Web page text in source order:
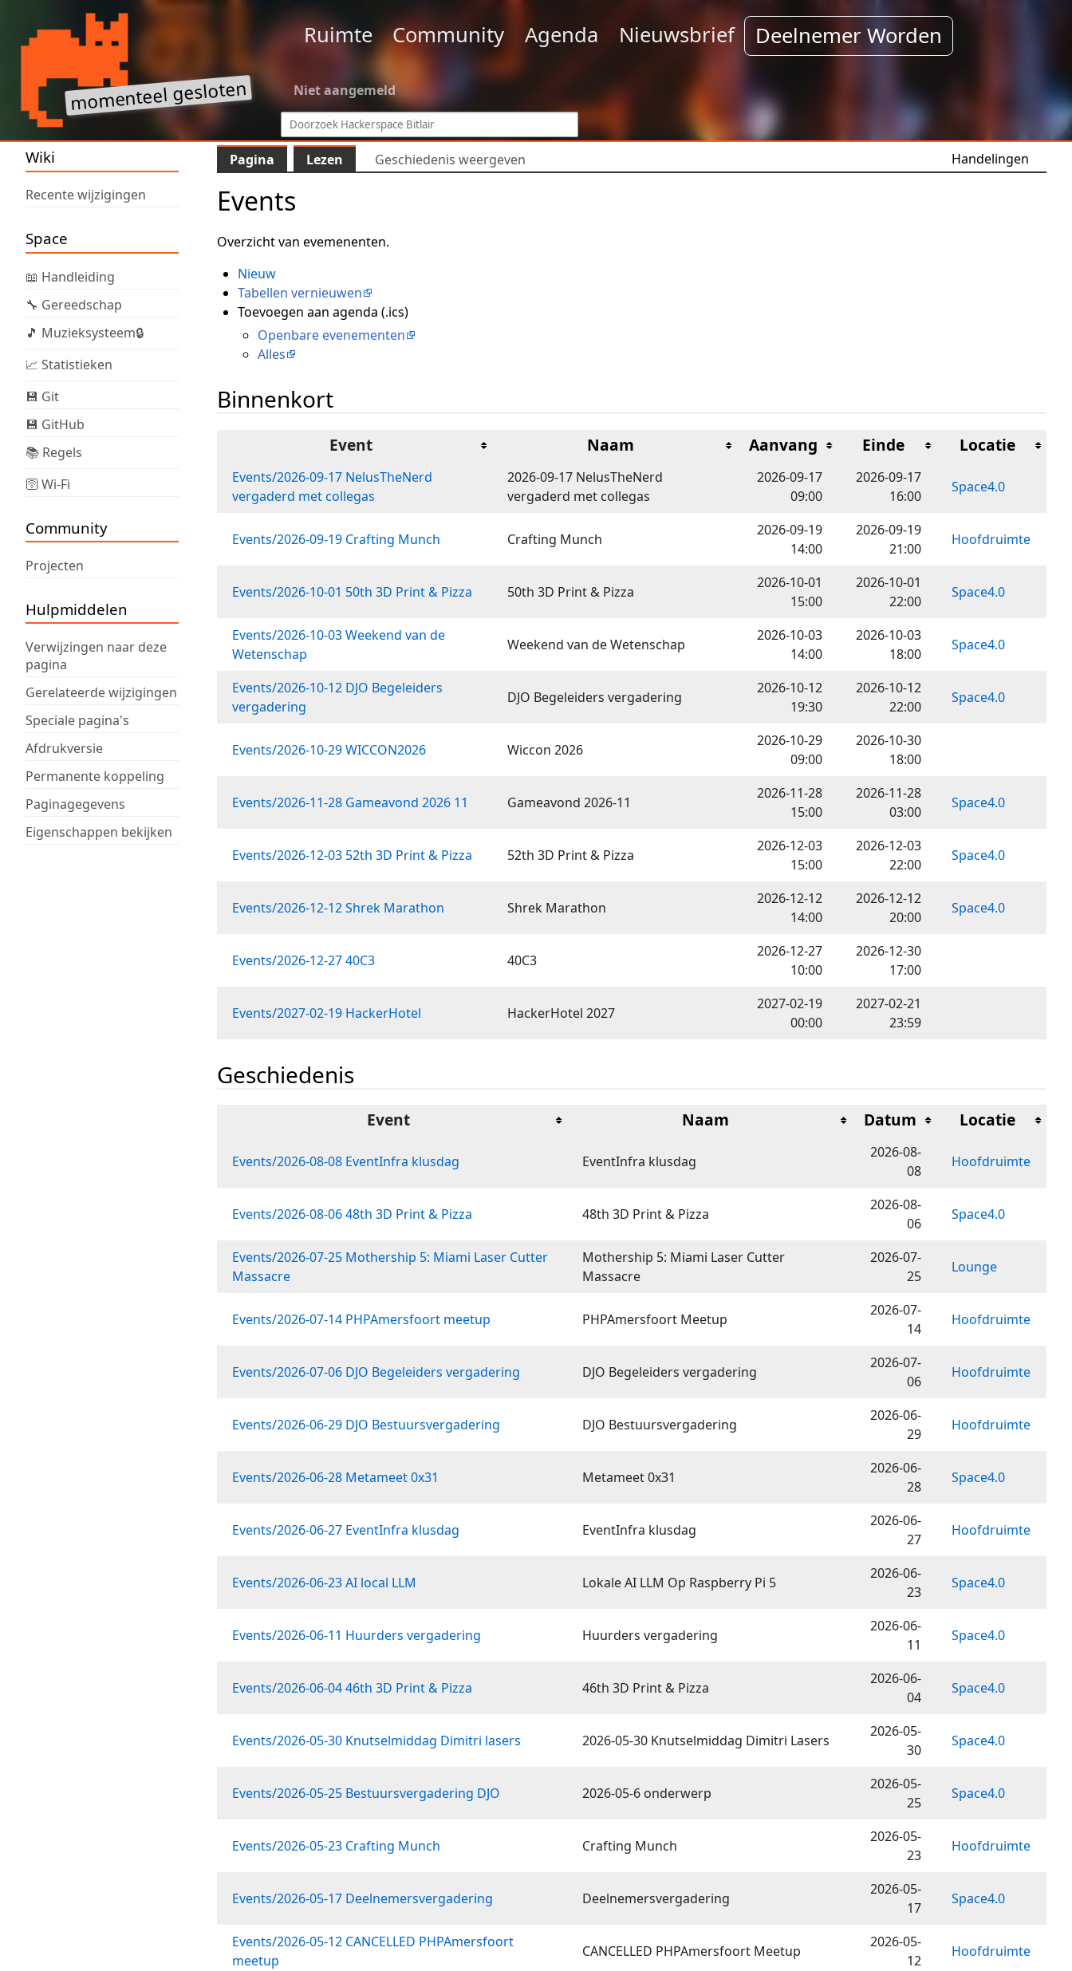
Ruimte Community Agenda Nieuwsbrief Deelnemer Worden
Niet aangemeld
Wiki
Recente wijzigingen
Space
📖 Handleiding
🔧 Gereedschap
🎵 Muzieksysteem🔒
📈 Statistieken
💾 Git
💾 GitHub
📚 Regels
🛜 Wi-Fi
Community
Projecten
Hulpmiddelen
Verwijzingen naar deze
pagina
Gerelateerde wijzigingen
Speciale pagina's
Afdrukversie
Permanente koppeling
Paginagegevens
Eigenschappen bekijken
Pagina Lezen Geschiedenis weergeven Handelingen
Events
Overzicht van evemenenten.
Nieuw
Tabellen vernieuwen
Toevoegen aan agenda (.ics)
Openbare evenementen
Alles
Binnenkort
Event Naam Aanvang Einde Locatie
Events/2026-09-17 NelusTheNerd
vergaderd met collegas
2026-09-17 NelusTheNerd
vergaderd met collegas
2026-09-17
09:00
2026-09-17
16:00
Space4.0
Events/2026-09-19 Crafting Munch Crafting Munch
2026-09-19
14:00
2026-09-19
21:00
Hoofdruimte
Events/2026-10-01 50th 3D Print & Pizza 50th 3D Print & Pizza
2026-10-01
15:00
2026-10-01
22:00
Space4.0
Events/2026-10-03 Weekend van de
Wetenschap
Weekend van de Wetenschap
2026-10-03
14:00
2026-10-03
18:00
Space4.0
Events/2026-10-12 DJO Begeleiders
vergadering
DJO Begeleiders vergadering
2026-10-12
19:30
2026-10-12
22:00
Space4.0
Events/2026-10-29 WICCON2026 Wiccon 2026
2026-10-29
09:00
2026-10-30
18:00
Events/2026-11-28 Gameavond 2026 11 Gameavond 2026-11
2026-11-28
15:00
2026-11-28
03:00
Space4.0
Events/2026-12-03 52th 3D Print & Pizza 52th 3D Print & Pizza
2026-12-03
15:00
2026-12-03
22:00
Space4.0
Events/2026-12-12 Shrek Marathon Shrek Marathon
2026-12-12
14:00
2026-12-12
20:00
Space4.0
Events/2026-12-27 40C3 40C3
2026-12-27
10:00
2026-12-30
17:00
Events/2027-02-19 HackerHotel HackerHotel 2027
2027-02-19
00:00
2027-02-21
23:59
Geschiedenis
Event Naam Datum Locatie
Events/2026-08-08 EventInfra klusdag EventInfra klusdag
2026-08-
08
Hoofdruimte
Events/2026-08-06 48th 3D Print & Pizza 48th 3D Print & Pizza
2026-08-
06
Space4.0
Events/2026-07-25 Mothership 5: Miami Laser Cutter
Massacre
Mothership 5: Miami Laser Cutter
Massacre
2026-07-
25
Lounge
Events/2026-07-14 PHPAmersfoort meetup PHPAmersfoort Meetup
2026-07-
14
Hoofdruimte
Events/2026-07-06 DJO Begeleiders vergadering DJO Begeleiders vergadering
2026-07-
06
Hoofdruimte
Events/2026-06-29 DJO Bestuursvergadering DJO Bestuursvergadering
2026-06-
29
Hoofdruimte
Events/2026-06-28 Metameet 0x31 Metameet 0x31
2026-06-
28
Space4.0
Events/2026-06-27 EventInfra klusdag EventInfra klusdag
2026-06-
27
Hoofdruimte
Events/2026-06-23 AI local LLM Lokale AI LLM Op Raspberry Pi 5
2026-06-
23
Space4.0
Events/2026-06-11 Huurders vergadering Huurders vergadering
2026-06-
11
Space4.0
Events/2026-06-04 46th 3D Print & Pizza 46th 3D Print & Pizza
2026-06-
04
Space4.0
Events/2026-05-30 Knutselmiddag Dimitri lasers 2026-05-30 Knutselmiddag Dimitri Lasers
2026-05-
30
Space4.0
Events/2026-05-25 Bestuursvergadering DJO 2026-05-6 onderwerp
2026-05-
25
Space4.0
Events/2026-05-23 Crafting Munch Crafting Munch
2026-05-
23
Hoofdruimte
Events/2026-05-17 Deelnemersvergadering Deelnemersvergadering
2026-05-
17
Space4.0
Events/2026-05-12 CANCELLED PHPAmersfoort
meetup
CANCELLED PHPAmersfoort Meetup
2026-05-
12
Hoofdruimte